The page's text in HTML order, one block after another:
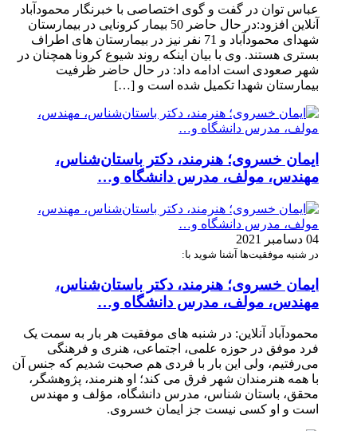
عباس توان در گفت و گوی اختصاصی با خبرنگار محمودآباد
آنلاین افزود:در حال حاضر 50 بیمار کرونایی در بیمارستان
شهدای محمودآباد و 71 نفر نیز در بیمارستان های اطراف
بستری هستند. وی با بیان اینکه روند شیوع کرونا همچنان در
شهر صعودی است ادامه داد: در حال حاضر ظرفیت
بیمارستان شهدا تکمیل شده است و […]
ایمان خسروی؛ هنرمند، دکتر باستان‌شناس،
مهندس، مولف، مدرس دانشگاه و…
04 دسامبر 2021
در شنبه موفقیت‌ها آشنا شوید با:
ایمان خسروی؛ هنرمند، دکتر باستان‌شناس،
مهندس، مولف، مدرس دانشگاه و…
محمودآباد آنلاین: در شنبه های موفقیت هر بار به سمت یک
فرد موفق در حوزه علمی، اجتماعی، هنری و فرهنگی
می‌رفتیم، ولی این بار با فردی هم صحبت شدیم که جنس آن
با همه هنرمندان شهر فرق می کند؛ او هنرمند، پژوهشگر،
محقق، باستان شناس، مدرس دانشگاه، مؤلف و مهندس
است و او کسی نیست جز ایمان خسروی.